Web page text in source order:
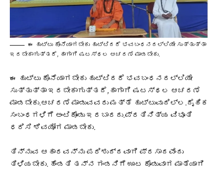
ಈ ಹುಟ್ಟು ಕೊನೆಯಾಗಬೇಕು ಹುಟ್ಟಿದರೆ ಭವಬಂಧನದಲ್ಲಿಯೇ ಸುತ್ತುತ್ತಾ
ಇರಬೇಕಾಗುತ್ತದೆ, ಹಾಗಾಗಿ ಷಟಸ್ಥಲ ಆಚರಣೆ ಮಾಡಬೇಕು.
ಈ ಹುಟ್ಟು ಕೊನೆಯಾಗಬೇಕು ಹುಟ್ಟಿದರೆ ಭವಬಂಧನದಲ್ಲಿಯೇ
ಸುತ್ತುತ್ತಾ ಇರಬೇಕಾಗುತ್ತದೆ,ಹಾಗಾಗಿ ಷಟಸ್ಥಲ ಆಚರಣೆ
ಮಾಡಬೇಕು.ಆಚರಣೆ ಮಾಡುವವರು ಮತ್ತೆ ಹುಟ್ಟುವುದಿಲ್ಲ.ದೈಹಿಕ
ಸಂಬಂಧಗಳಿಗೆ ಅಂಟಿಕೊಂಡು ಇರಬಾರದು.ಪ್ರತಿನಿತ್ಯ ವಿಭೂತಿ
ಧರಿಸಿ ಶಿವಯೋಗ ಮಾಡಬೇಕು.
ತಿನ್ನುವ ಆಹಾರವನ್ನು ಪರಿಶುದ್ದವಾಗಿ ಪ್ರಸಾದವೆಂದು
ತಿಳಿಯಬೇಕು. ಹೆಂಡತಿ ತನ್ನ ಗಂಡನಿಗೆ ಊಟ ಕೊಡುವಾಗ ಮಾತೆಯಾಗಿ